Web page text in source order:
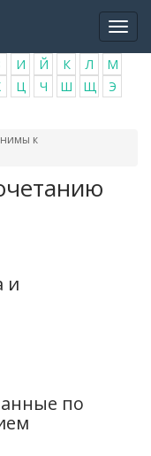
И Й К Л
М
Ц Ч Ш Щ
Э
к
и
по